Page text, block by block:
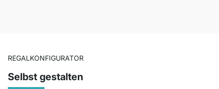
REGALKONFIGURATOR
Selbst gestalten